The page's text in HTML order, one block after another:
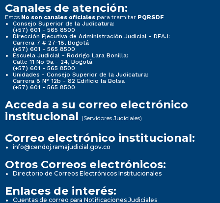
Canales de atención:
Estos No son canales oficiales para tramitar PQRSDF
Consejo Superior de la Judicatura:
(+57) 601 - 565 8500
Dirección Ejecutiva de Administración Judicial - DEAJ:
Carrera 7 # 27-18, Bogotá
(+57) 601 - 565 8500
Escuela Judicial - Rodrigo Lara Bonilla:
Calle 11 No 9a - 24, Bogotá
(+57) 601 - 565 8500
Unidades - Consejo Superior de la Judicatura:
Carrera 8 N° 12b - 82 Edificio la Bolsa
(+57) 601 - 565 8500
Acceda a su correo electrónico
institucional (Servidores Judiciales)
Correo electrónico institucional:
info@cendoj.ramajudicial.gov.co
Otros Correos electrónicos:
Directorio de Correos Electrónicos Institucionales
Enlaces de interés:
Cuentas de correo para Notificaciones Judiciales